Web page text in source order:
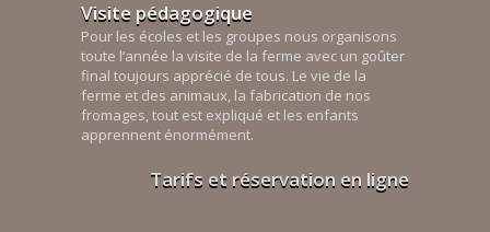
Visite pédagogique
Pour les écoles et les groupes nous organisons
toute l’année la visite de la ferme avec un goûter
final toujours apprécié de tous. Le vie de la
ferme et des animaux, la fabrication de nos
fromages, tout est expliqué et les enfants
apprennent énormément.
Tarifs et réservation en ligne